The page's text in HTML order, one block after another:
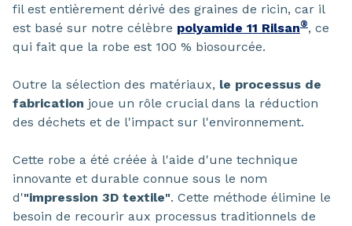
fil est entièrement dérivé des graines de ricin, car il
est basé sur notre célèbre polyamide 11 Rilsan®, ce
qui fait que la robe est 100 % biosourcée.
Outre la sélection des matériaux, le processus de
fabrication joue un rôle crucial dans la réduction
des déchets et de l'impact sur l'environnement.
Cette robe a été créée à l'aide d'une technique
innovante et durable connue sous le nom
d'"impression 3D textile". Cette méthode élimine le
besoin de recourir aux processus traditionnels de